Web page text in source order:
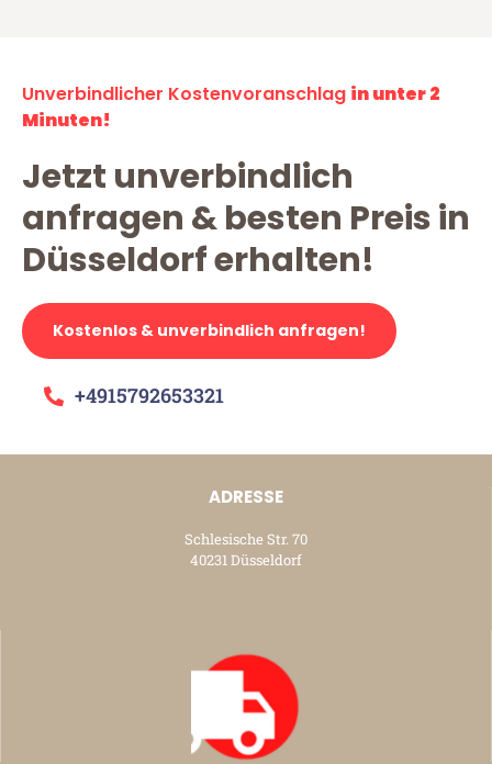
Unverbindlicher Kostenvoranschlag in unter 2
Minuten!
Jetzt unverbindlich
anfragen & besten Preis in
Düsseldorf erhalten!
Kostenlos & unverbindlich anfragen!
+4915792653321
ADRESSE
Schlesische Str. 70
40231 Düsseldorf